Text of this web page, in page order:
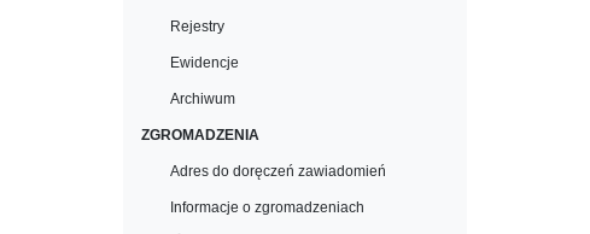
Rejestry
Ewidencje
Archiwum
ZGROMADZENIA
Adres do doręczeń zawiadomień
Informacje o zgromadzeniach